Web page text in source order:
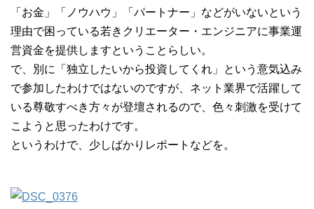
「お金」「ノウハウ」「パートナー」などがいないという
理由で困っている若きクリエーター・エンジニアに事業運
営資金を提供しますということらしい。
で、別に「独立したいから投資してくれ」という意気込み
で参加したわけではないのですが、ネット業界で活躍して
いる尊敬すべき方々が登壇されるので、色々刺激を受けて
こようと思ったわけです。
というわけで、少しばかりレポートなどを。